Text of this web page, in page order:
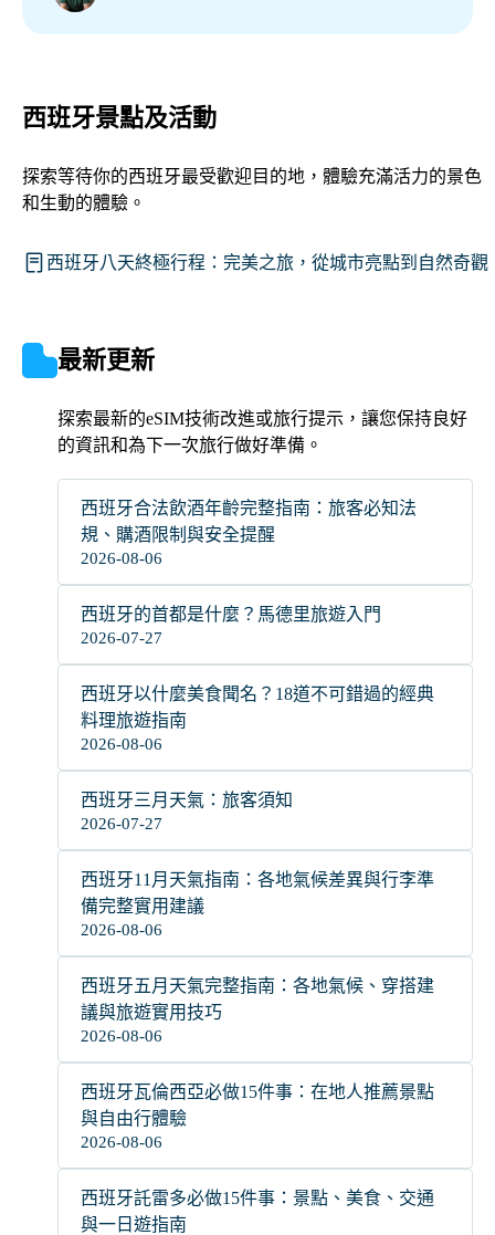
西班牙景點及活動
探索等待你的西班牙最受歡迎目的地，體驗充滿活力的景色
和生動的體驗。
西班牙八天終極行程：完美之旅，從城市亮點到自然奇觀
最新更新
探索最新的eSIM技術改進或旅行提示，讓您保持良好
的資訊和為下一次旅行做好準備。
西班牙合法飲酒年齡完整指南：旅客必知法
規、購酒限制與安全提醒
2026-08-06
西班牙的首都是什麼？馬德里旅遊入門
2026-07-27
西班牙以什麼美食聞名？18道不可錯過的經典
料理旅遊指南
2026-08-06
西班牙三月天氣：旅客須知
2026-07-27
西班牙11月天氣指南：各地氣候差異與行李準
備完整實用建議
2026-08-06
西班牙五月天氣完整指南：各地氣候、穿搭建
議與旅遊實用技巧
2026-08-06
西班牙瓦倫西亞必做15件事：在地人推薦景點
與自由行體驗
2026-08-06
西班牙託雷多必做15件事：景點、美食、交通
與一日遊指南